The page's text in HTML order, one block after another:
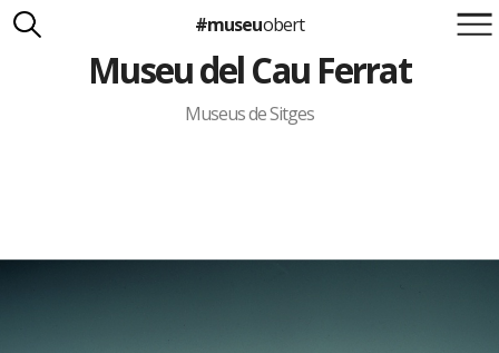
Suma't a la iniciativa
Carlota Royo
Francesca Barcellona
#museuobert
Museu del Cau Ferrat
Museus de Sitges